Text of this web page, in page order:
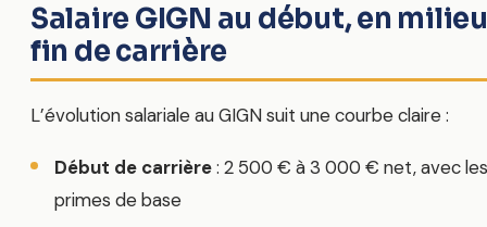
Salaire GIGN au début, en
fin de carrière
L’évolution salariale au GIGN suit une courbe claire :
Début de carrière: 2 500 € à 3 000 € net, avec
primes de base